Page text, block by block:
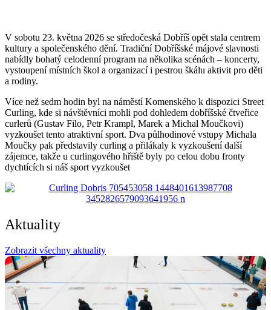
V sobotu 23. května 2026 se středočeská Dobříš opět stala centrem
kultury a společenského dění. Tradiční Dobříšské májové slavnosti
nabídly bohatý celodenní program na několika scénách – koncerty,
vystoupení místních škol a organizací i pestrou škálu aktivit pro děti
a rodiny.
Více než sedm hodin byl na náměstí Komenského k dispozici Street
Curling, kde si návštěvníci mohli pod dohledem dobříšské čtveřice
curlerů (Gustav Filo, Petr Krampl, Marek a Michal Moučkovi)
vyzkoušet tento atraktivní sport. Dva půlhodinové vstupy Michala
Moučky pak představily curling a přilákaly k vyzkoušení další
zájemce, takže u curlingového hřiště byly po celou dobu fronty
dychtících si náš sport vyzkoušet
Aktuality
Zobrazit všechny aktuality